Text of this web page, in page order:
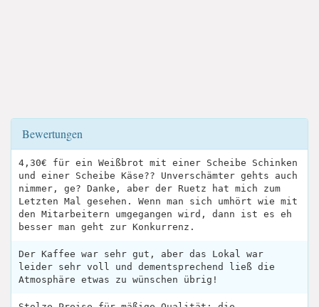
Bewertungen
4,30€ für ein Weißbrot mit einer Scheibe Schinken
und einer Scheibe Käse?? Unverschämter gehts auch
nimmer, ge? Danke, aber der Ruetz hat mich zum
Letzten Mal gesehen. Wenn man sich umhört wie mit
den Mitarbeitern umgegangen wird, dann ist es eh
besser man geht zur Konkurrenz.
Der Kaffee war sehr gut, aber das Lokal war
leider sehr voll und dementsprechend ließ die
Atmosphäre etwas zu wünschen übrig!